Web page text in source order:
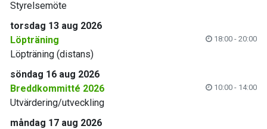
Styrelsemöte
torsdag 13 aug 2026
Löpträning
18:00 - 20:00
Löpträning (distans)
söndag 16 aug 2026
Breddkommitté 2026
10:00 - 14:00
Utvärdering/utveckling
måndag 17 aug 2026